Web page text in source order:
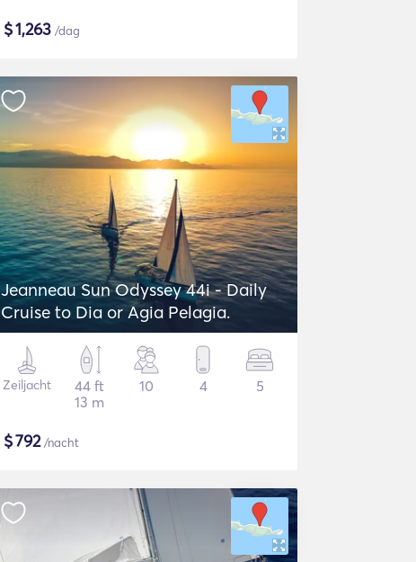
$1,263 /dag
Jeanneau Sun Odyssey 44i - Daily
Cruise to Dia or Agia Pelagia.
Zeiljacht
44 ft
13 m
10 4 5
$792/nacht